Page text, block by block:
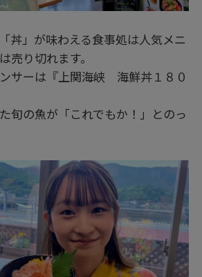
丼」が味わえる食事処は人気メニ
売り切れます。
サーは『上関海峡 海鮮丼１８０
旬の魚が「これでもか！」とのっ